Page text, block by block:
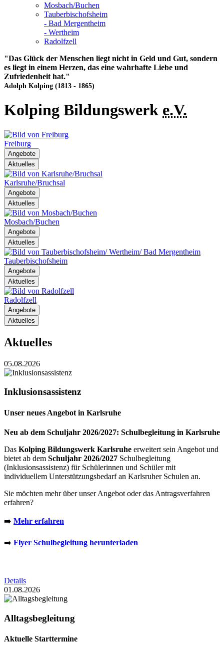
Mosbach/Buchen
Tauberbischofsheim
- Bad Mergentheim
- Wertheim
Radolfzell
"Das Glück der Menschen liegt nicht in Geld und Gut, sondern
es liegt in einem Herzen, das eine wahrhafte Liebe und
Zufriedenheit hat."
Adolph Kolping (1813 - 1865)
Kolping Bildungswerk e.V.
Freiburg
Angebote
Aktuelles
Karlsruhe/Bruchsal
Angebote
Aktuelles
Mosbach/Buchen
Angebote
Aktuelles
Tauberbischofsheim
Angebote
Aktuelles
Radolfzell
Angebote
Aktuelles
Aktuelles
05.08.2026
Inklusionsassistenz
Unser neues Angebot in Karlsruhe
Neu ab dem Schuljahr 2026/2027: Schulbegleitung in Karlsruhe
Das Kolping Bildungswerk Karlsruhe erweitert sein Angebot und
bietet ab dem Schuljahr 2026/2027 Schulbegleitung
(Inklusionsassistenz) für Schülerinnen und Schüler mit
individuellem Unterstützungsbedarf an Karlsruher Schulen an.
Sie möchten mehr über unser Angebot oder das Antragsverfahren
erfahren?
➡️ Mehr erfahren
➡️ Flyer Schulbegleitung herunterladen
Details
01.08.2026
Alltagsbegleitung
Aktuelle Starttermine